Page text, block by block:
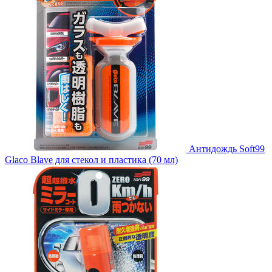
Антидождь Soft99
Glaco Blave для стекол и пластика (70 мл)